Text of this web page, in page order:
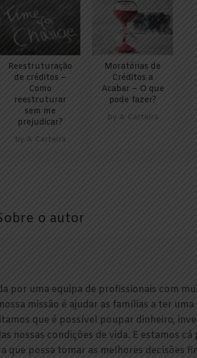
Reestruturação
de créditos –
Como
reestruturar
sem me
prejudicar?
by A Carteira
Moratórias de
Créditos a
Acabar – O que
pode fazer?
by A Carteira
o autor
por uma equipa de profissionais com
missão é ajudar as famílias a ter
que é possível poupar dinheiro,
nossas condições de vida. E estamos cá
que possa tomar as melhores decisões